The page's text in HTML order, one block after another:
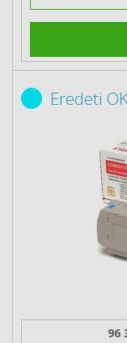
Eredeti
96